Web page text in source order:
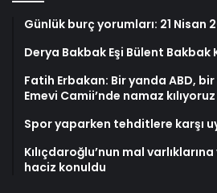
Günlük burç yorumları: 21 Nisan
Derya Bakbak Eşi Bülent Bakbak
Fatih Erbakan: Bir yanda ABD,
Emevi Camii’nde namaz kılıyoruz
Spor yaparken tehditlere karşı
Kılıçdaroğlu’nun mal
haciz konuldu